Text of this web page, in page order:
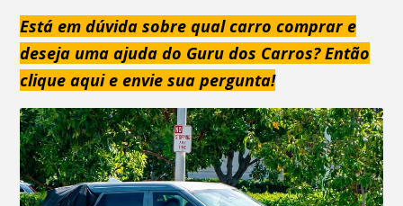
Está em dúvida sobre qual carro comprar e
deseja uma ajuda do Guru dos Carros? Então
clique aqui e envie sua pergunta!